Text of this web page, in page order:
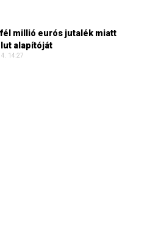
millió eurós jutalék miatt
alapítóját
4. 14:27